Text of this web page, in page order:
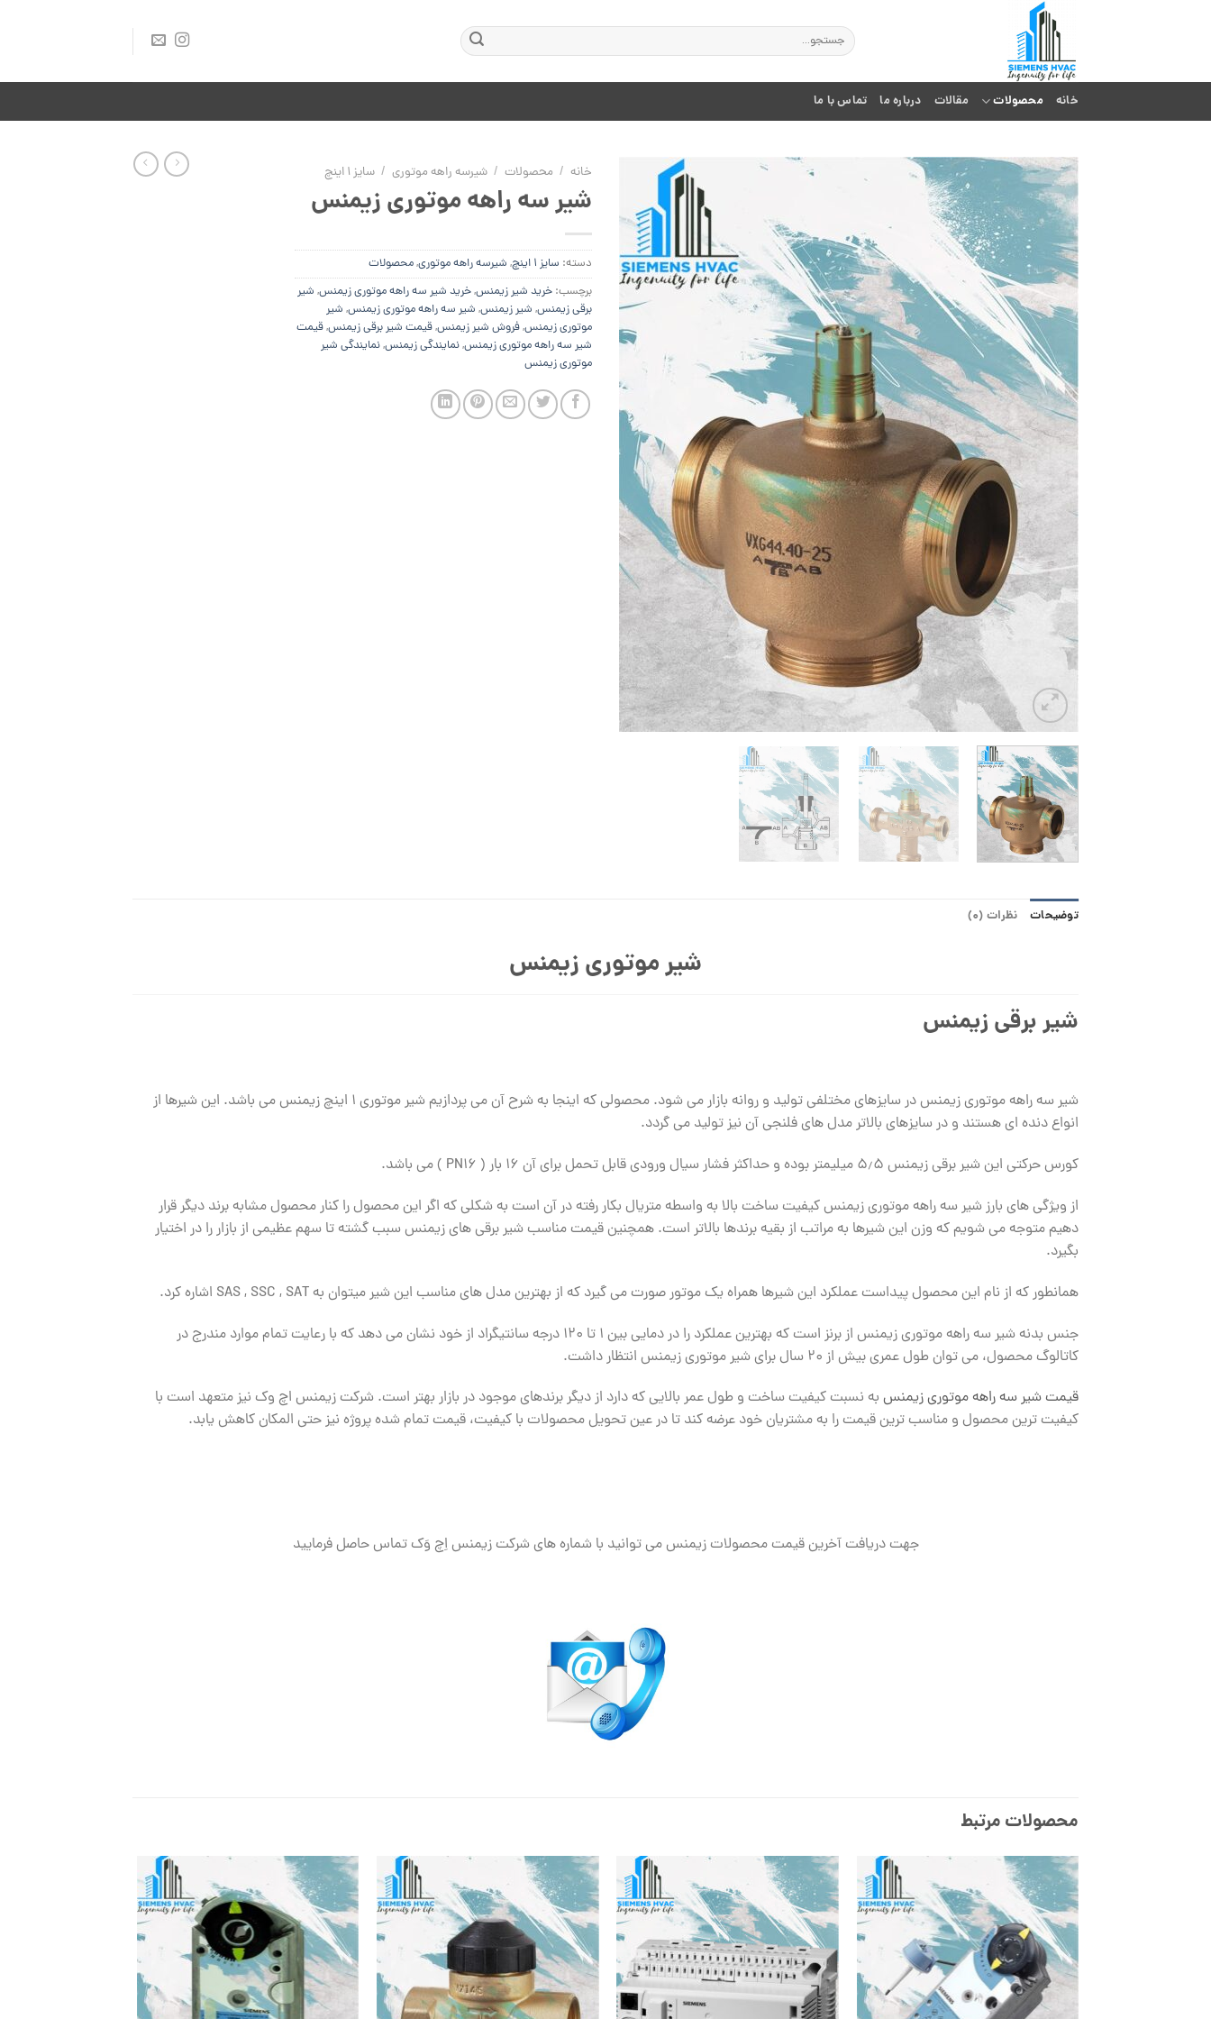
جستجو
برای:
خانه محصولات مقالات درباره ما تماس با ما
افزودن
به
علاقه
مندی
خانه / محصولات / شیرسه راهه موتوری / سایز 1 اینچ
شیر سه راهه موتوری زیمنس
دسته: سایز 1 اینچ , شیرسه راهه موتوری,محصولات
برچسب: خرید شیر زیمنس,خرید شیر سه راهه موتوری زیمنس, شیر
برقی زیمنس, شیر زیمنس, شیر سه راهه موتوری زیمنس, شیر
موتوری زیمنس,فروش شیر زیمنس,قیمت شیر برقی زیمنس,قیمت
شیر سه راهه موتوری زیمنس,نمایندگی زیمنس,نمایندگی شیر
موتوری زیمنس
توضیحات نظرات (0)
شیر موتوری زیمنس
شیر برقی زیمنس
شیر سه راهه موتوری زیمنس در سایزهای مختلفی تولید و روانه بازار می شود. محصولی که اینجا به شرح آن می پردازیم شیر موتوری ۱ اینچ زیمنس می باشد. این شیرها از
انواع دنده ای هستند و در سایزهای بالاتر مدل های فلنجی آن نیز تولید می گردد.
کورس حرکتی این شیر برقی زیمنس ۵٫۵ میلیمتر بوده و حداکثر فشار سیال ورودی قابل تحمل برای آن ۱۶ بار ( PN16 ) می باشد.
از ویژگی های بارز شیر سه راهه موتوری زیمنس کیفیت ساخت بالا به واسطه متریال بکار رفته در آن است به شکلی که اگر این محصول را کنار محصول مشابه برند دیگر قرار
دهیم متوجه می شویم که وزن این شیرها به مراتب از بقیه برندها بالاتر است. همچنین قیمت مناسب شیر برقی های زیمنس سبب گشته تا سهم عظیمی از بازار را در اختیار
بگیرد.
همانطور که از نام این محصول پیداست عملکرد این شیرها همراه یک موتور صورت می گیرد که از بهترین مدل های مناسب این شیر میتوان به SAS , SSC , SAT اشاره کرد.
جنس بدنه شیر سه راهه موتوری زیمنس از برنز است که بهترین عملکرد را در دمایی بین ۱ تا ۱۲۰ درجه سانتیگراد از خود نشان می دهد که با رعایت تمام موارد مندرج در
کاتالوگ محصول، می توان طول عمری بیش از ۲۰ سال برای شیر موتوری زیمنس انتظار داشت.
قیمت شیر سه راهه موتوری زیمنس به نسبت کیفیت ساخت و طول عمر بالایی که دارد از دیگر برندهای موجود در بازار بهتر است. شرکت زیمنس اچ وک نیز متعهد است با
کیفیت ترین محصول و مناسب ترین قیمت را به مشتریان خود عرضه کند تا در عین تحویل محصولات با کیفیت، قیمت تمام شده پروژه نیز حتی المکان کاهش یابد.
جهت دریافت آخرین قیمت محصولات زیمنس می توانید با شماره های شرکت زیمنس اِچ وَک تماس حاصل فرمایید
محصولات مرتبط
به
ها
افزودن
به
علاقه
مندی
ها
به
ها
به
ها